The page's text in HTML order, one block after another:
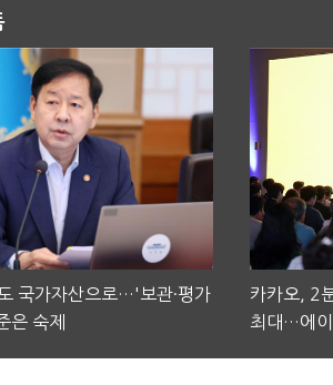
국가자산으로…'보관·평가
은 숙제
카카오, 2
최대…에